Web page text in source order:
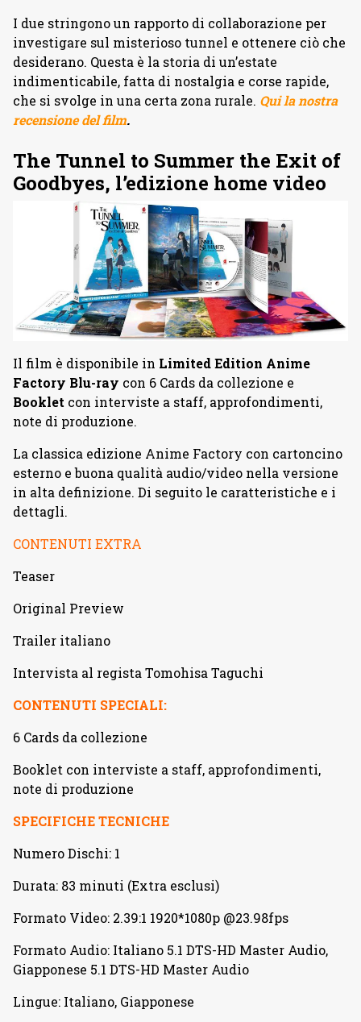
I due stringono un rapporto di collaborazione per
investigare sul misterioso tunnel e ottenere ciò che
desiderano. Questa è la storia di un’estate
indimenticabile, fatta di nostalgia e corse rapide,
che si svolge in una certa zona rurale. Qui la nostra
recensione del film.
The Tunnel to Summer the Exit of
Goodbyes, l’edizione home video
Il film è disponibile in Limited Edition Anime
Factory Blu-ray con 6 Cards da collezione e
Booklet con interviste a staff, approfondimenti,
note di produzione.
La classica edizione Anime Factory con cartoncino
esterno e buona qualità audio/video nella versione
in alta definizione. Di seguito le caratteristiche e i
dettagli.
CONTENUTI EXTRA
Teaser
Original Preview
Trailer italiano
Intervista al regista Tomohisa Taguchi
CONTENUTI SPECIALI:
6 Cards da collezione
Booklet con interviste a staff, approfondimenti,
note di produzione
SPECIFICHE TECNICHE
Numero Dischi: 1
Durata: 83 minuti (Extra esclusi)
Formato Video: 2.39:1 1920*1080p @23.98fps
Formato Audio: Italiano 5.1 DTS-HD Master Audio,
Giapponese 5.1 DTS-HD Master Audio
Lingue: Italiano, Giapponese